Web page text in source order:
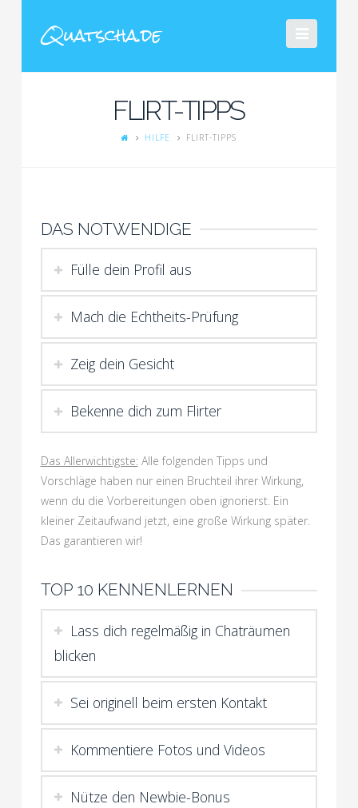
QUATSCHA.DE
Quatscha.de
FLIRT-TIPPS
HILFE FLIRT-TIPPS
DAS NOTWENDIGE
Fülle dein Profil aus
Mach die Echtheits-Prüfung
Zeig dein Gesicht
Bekenne dich zum Flirter
Das Allerwichtigste: Alle folgenden Tipps und
Vorschläge haben nur einen Bruchteil ihrer Wirkung,
wenn du die Vorbereitungen oben ignorierst. Ein
kleiner Zeitaufwand jetzt, eine große Wirkung später.
Das garantieren wir!
TOP 10 KENNENLERNEN
Lass dich regelmäßig in Chaträumen
blicken
Sei originell beim ersten Kontakt
Kommentiere Fotos und Videos
Nütze den Newbie-Bonus